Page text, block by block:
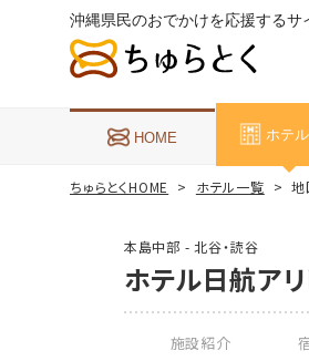
沖縄県民のおでかけを応援するサ
HOME ホテ
ちゅらとくHOME ホテル一覧 地
本島中部 - 北谷・読谷
ホテル日航ア
施設紹介